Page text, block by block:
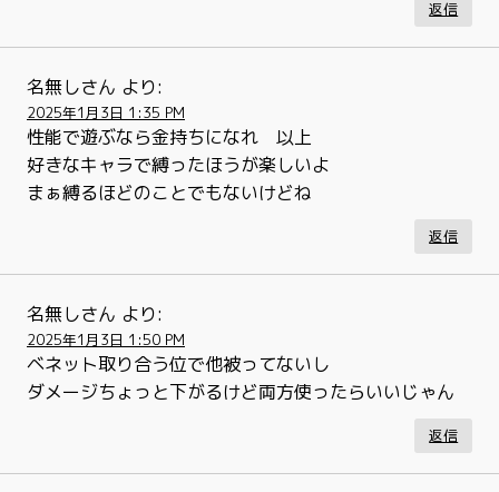
返信
名無しさん より:
2025年1月3日 1:35 PM
性能で遊ぶなら金持ちになれ 以上
好きなキャラで縛ったほうが楽しいよ
まぁ縛るほどのことでもないけどね
返信
名無しさん より:
2025年1月3日 1:50 PM
ベネット取り合う位で他被ってないし
ダメージちょっと下がるけど両方使ったらいいじゃん
返信